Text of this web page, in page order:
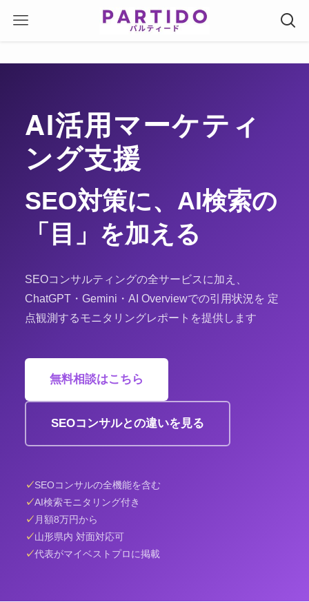
AI活用マーケティ
ング支援
SEO対策に、AI検索の
「目」を加える
SEOコンサルティングの全サービスに加え、
ChatGPT・Gemini・AI Overviewでの引用状況を 定
点観測するモニタリングレポートを提供します
無料相談はこちら
SEOコンサルとの違いを見る
SEOコンサルの全機能を含む
AI検索モニタリング付き
月額8万円から
山形県内 対面対応可
代表がマイベストプロに掲載